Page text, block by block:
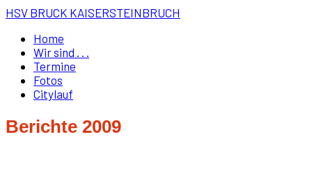
HSV BRUCK KAISERSTEINBRUCH
Home
Wir sind . . .
Termine
Fotos
Citylauf
Berichte 2009